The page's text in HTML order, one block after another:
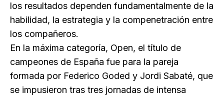
los resultados dependen fundamentalmente de la
habilidad, la estrategia y la compenetración entre
los compañeros.
En la máxima categoría, Open, el título de
campeones de España fue para la pareja
formada por Federico Goded y Jordi Sabaté, que
se impusieron tras tres jornadas de intensa